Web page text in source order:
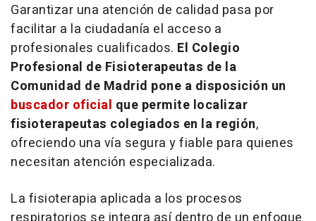
Garantizar una atención de calidad pasa por
facilitar a la ciudadanía el acceso a
profesionales cualificados. El Colegio
Profesional de Fisioterapeutas de la
Comunidad de Madrid pone a disposición un
buscador oficial que permite localizar
fisioterapeutas colegiados en la región,
ofreciendo una vía segura y fiable para quienes
necesitan atención especializada.
La fisioterapia aplicada a los procesos